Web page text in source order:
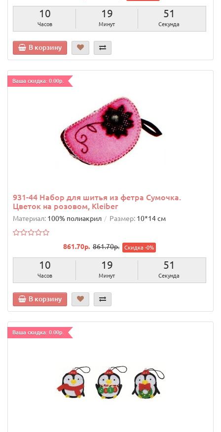
10
Часов
19
Минут
50
Секунд
В корзину
Ваша скидка: 0.00р.
931-44 Набор для шитья из фетра Сумочка.
Цветок на розовом, Kleiber
Материал: 100% полиакрил Размер: 10*14 см
861.70р. 861.70р. Скидка -0%
10
Часов
19
Минут
50
Секунд
В корзину
Ваша скидка: 0.00р.